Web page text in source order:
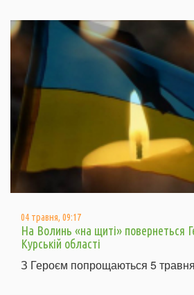
04 травня, 09:17
На Волинь «на щиті» повернеться
Курській області
З Героєм попрощаються 5